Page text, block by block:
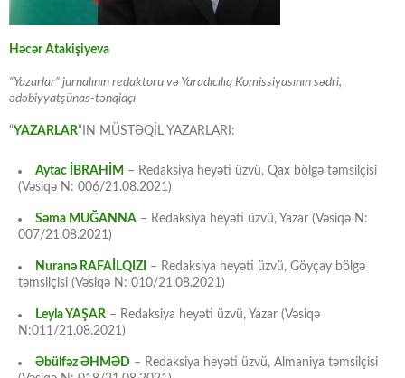
Həcər Atakişiyeva
“Yazarlar” jurnalının redaktoru və Yaradıcılıq Komissiyasının sədri,
ədəbiyyatşünas-tənqidçı
“YAZARLAR“IN MÜSTƏQİL YAZARLARI:
Aytac İBRAHİM – Redaksiya heyəti üzvü, Qax bölgə təmsilçisi
(Vəsiqə N: 006/21.08.2021)
Səma MUĞANNA – Redaksiya heyəti üzvü, Yazar (Vəsiqə N:
007/21.08.2021)
Nuranə RAFAİLQIZI
– Redaksiya heyəti üzvü, Göyçay bölgə
təmsilçisi (Vəsiqə N: 010/21.08.2021)
Leyla YAŞAR – Redaksiya heyəti üzvü, Yazar (Vəsiqə
N:011/21.08.2021)
Əbülfəz ƏHMƏD – Redaksiya heyəti üzvü, Almaniya təmsilçisi